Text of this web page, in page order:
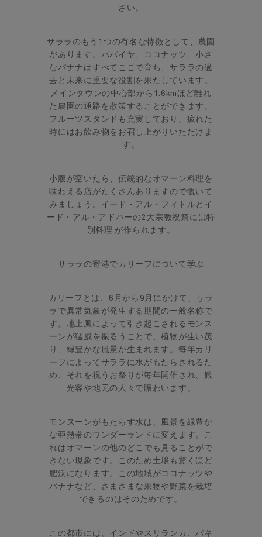
さい。
サララのもう1つの有名な特徴として、農園
があります。パパイヤ、ココナッツ、小さ
なバナナはすべてここで育ち、サララの過
去と未来に重要な役割を果たしています。
メインタウンの中心部から1.6kmほど離れ
た農園の通路を散策することができます。
フルーツスタンドも充実しており、疲れた
時にはお飲み物をお召し上がりいただけま
す。
小腹が空いたら、伝統的なオマーン料理を
味わえる店がたくさんありますので覗いて
みましょう。イード・アル・フィトルとイ
ード・アル・アドハーの2大宗教祝祭には特
別料理 が作られます。
サララの寄港でカリーフについて学ぶ
カリーフとは、6月から9月にかけて、サラ
ラで異常気象が発生する期間の一般名称で
す。地上風によって引き起こされるモンス
ーンが猛威を振るうことで、植物が生い茂
り、緑豊かな風景が生まれます。毎年カリ
ーフによってサララに水がもたらされるた
め、それを祝うお祭りが毎年開催され、観
光客や地元の人々で賑わいます。
モンスーンがもたらす水は、風景を緑豊か
な亜熱帯のワンダーランドに変えます。こ
れはオマーンの他のどこでも見ることがで
きない現象です。このため土壌も驚くほど
肥沃になります。この地域がココナッツや
バナナなど、さまざまな果物や野菜を栽培
できるのはそのためです。
この都市には、インドやスリランカ、パキ